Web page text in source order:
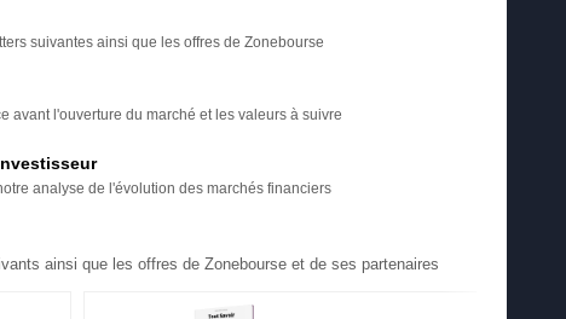
suivantes ainsi que les offres de Zonebourse
avant l'ouverture du marché et les valeurs à suivre
analyse de l'évolution des marchés financiers
ainsi que les offres de Zonebourse et de ses partenaires